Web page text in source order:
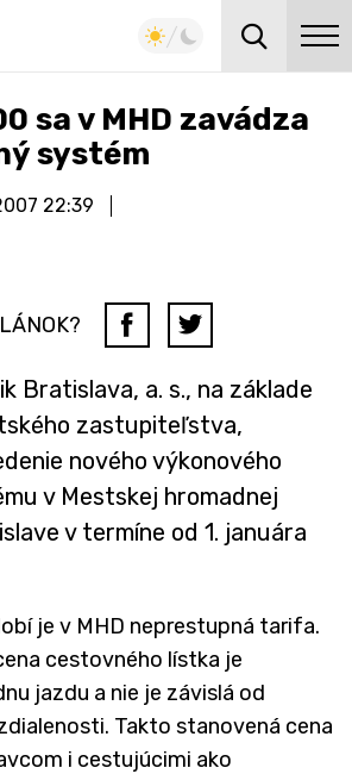
sa v MHD zavádza
systém
22:39
Bratislava, a. s., na základe
zastupiteľstva,
nového výkonového
v Mestskej hromadnej
v termíne od 1. januára
je v MHD neprestupná tarifa.
cestovného lístka je
jazdu a nie je závislá od
Takto stanovená cena
i cestujúcimi ako